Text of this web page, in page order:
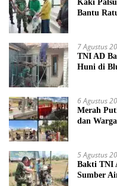
Kaki
Bantu
7 Agustus
TNI AD
Huni di
6 Agustus
Merah
dan
5 Agustus
Bakti TNI
Sumber